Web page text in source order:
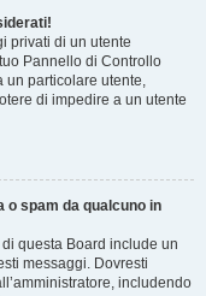
privati ​​di un utente
Pannello di Controllo
un particolare utente,
di impedire a un utente
o spam da qualcuno in
questa Board include un
messaggi. Dovresti
includendo